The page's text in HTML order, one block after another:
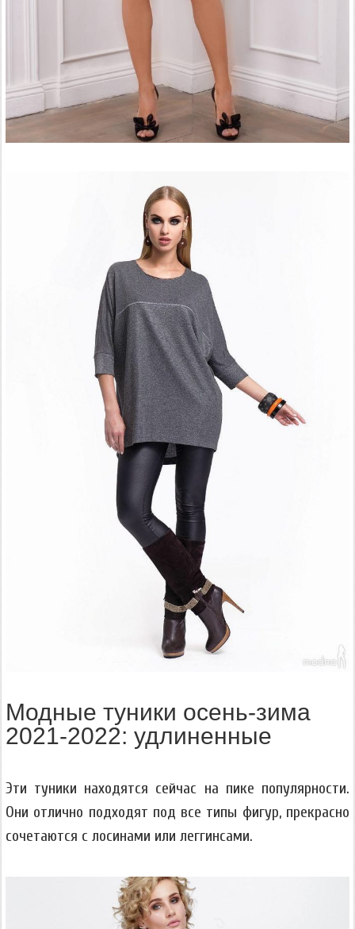
Модные туники осень-зима
2021-2022: удлиненные
Эти туники находятся сейчас на пике популярности.
Они отлично подходят под все типы фигур, прекрасно
сочетаются с лосинами или леггинсами.